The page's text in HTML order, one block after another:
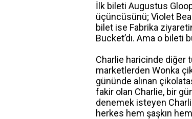
İlk bileti Augustus
üçüncüsünü; Violet
bilet ise Fabrika
Bucket’dı. Ama o bileti
Charlie haricinde diğer
marketlerden Wonka
gününde alınan
fakir olan Charlie, bir
denemek isteyen
herkes hem şaşkın